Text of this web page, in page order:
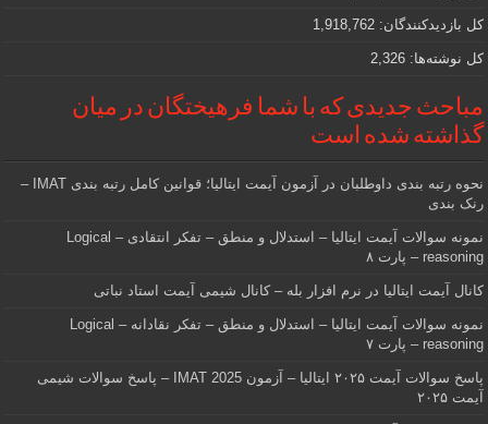
کل بازدیدکنند‌گان: 1,918,762
کل نوشته‌ها: 2,326
مباحث جدیدی که با شما فرهیختگان در میان
گذاشته شده است
نحوه رتبه بندی داوطلبان در آزمون آیمت ایتالیا؛ قوانین کامل رتبه بندی IMAT –
رنک بندی
نمونه سوالات آیمت ایتالیا – استدلال و منطق – تفکر انتقادی – Logical
reasoning – پارت ۸
کانال آیمت ایتالیا در نرم افزار بله – کانال شیمی آیمت استاد نباتی
نمونه سوالات آیمت ایتالیا – استدلال و منطق – تفکر نقادانه – Logical
reasoning – پارت ۷
پاسخ سوالات آیمت ۲۰۲۵ ایتالیا – آزمون IMAT 2025 – پاسخ سوالات شیمی
آیمت ۲۰۲۵